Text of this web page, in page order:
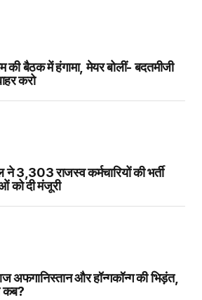
बैठक में हंगामा, मेयर बोलीं- बदतमीजी
करो
3,303 राजस्व कर्मचारियों की भर्ती
को दी मंजूरी
और हॉन्गकॉन्ग की भिड़ंत,
कब?